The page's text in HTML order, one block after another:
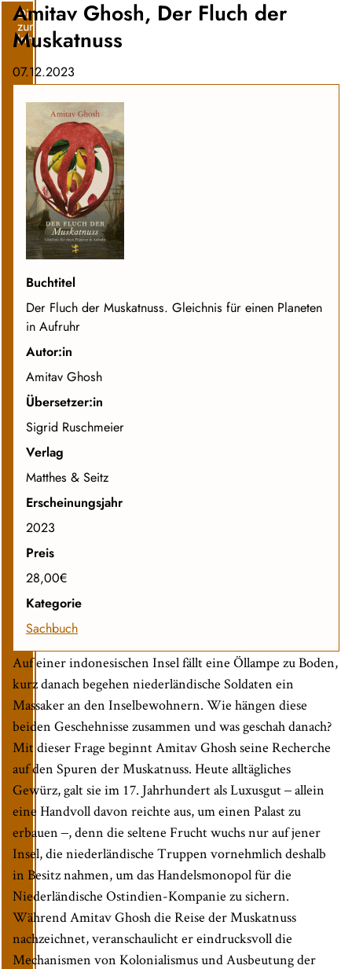
Direkt
zum
Inhalt
Amitav Ghosh, Der Fluch der
Muskatnuss
07.12.2023
Buchtitel
Der Fluch der Muskatnuss. Gleichnis für einen Planeten
in Aufruhr
Autor:in
Amitav Ghosh
Übersetzer:in
Sigrid Ruschmeier
Verlag
Matthes & Seitz
Erscheinungsjahr
2023
Preis
28,00€
Kategorie
Sachbuch
Auf einer indonesischen Insel fällt eine Öllampe zu Boden,
kurz danach begehen niederländische Soldaten ein
Massaker an den Inselbewohnern. Wie hängen diese
beiden Geschehnisse zusammen und was geschah danach?
Mit dieser Frage beginnt Amitav Ghosh seine Recherche
auf den Spuren der Muskatnuss. Heute alltägliches
Gewürz, galt sie im 17. Jahrhundert als Luxusgut ‒ allein
eine Handvoll davon reichte aus, um einen Palast zu
erbauen ‒, denn die seltene Frucht wuchs nur auf jener
Insel, die niederländische Truppen vornehmlich deshalb
in Besitz nahmen, um das Handelsmonopol für die
Niederländische Ostindien-Kompanie zu sichern.
Während Amitav Ghosh die Reise der Muskatnuss
nachzeichnet, veranschaulicht er eindrucksvoll die
Mechanismen von Kolonialismus und Ausbeutung der